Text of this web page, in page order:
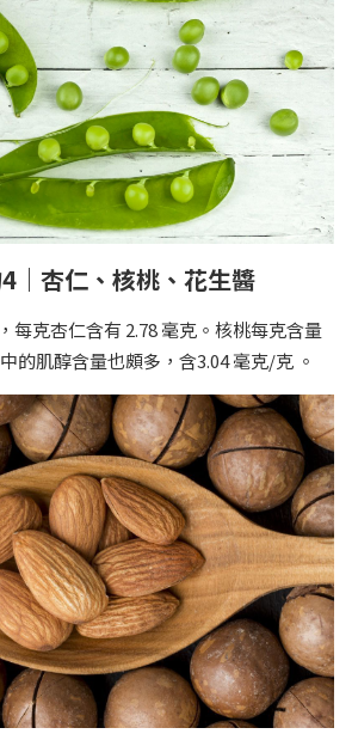
｜杏仁、核桃、花生醬
每克杏仁含有 2.78 毫克。核桃每克含量
的肌醇含量也頗多，含3.04 毫克/克 。